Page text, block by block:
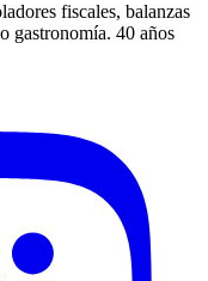
fiscales, balanzas
gastronomía. 40 años